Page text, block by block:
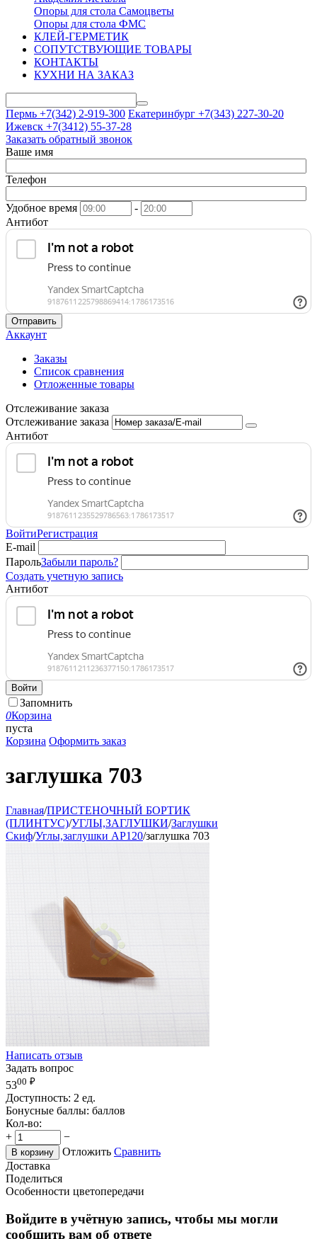
Опоры для стола Самоцветы
Опоры для стола ФМС
КЛЕЙ-ГЕРМЕТИК
СОПУТСТВУЮЩИЕ ТОВАРЫ
КОНТАКТЫ
КУХНИ НА ЗАКАЗ
Пермь +7(342) 2-919-300 Екатеринбург +7(343) 227-30-20
Ижевск +7(3412) 55-37-28
Заказать обратный звонок
Ваше имя
Телефон
Удобное время
-
Антибот
Отправить
Аккаунт
Заказы
Список сравнения
Отложенные товары
Отслеживание заказа
Отслеживание заказа
Антибот
ВойтиРегистрация
E-mail
ПарольЗабыли пароль?
Создать учетную запись
Антибот
Войти
Запомнить
0Корзина
пуста
Корзина Оформить заказ
заглушка 703
Главная/ПРИСТЕНОЧНЫЙ БОРТИК
(ПЛИНТУС)/УГЛЫ,ЗАГЛУШКИ/Заглушки
Скиф/Углы,заглушки АР120/заглушка 703
Написать отзыв
Задать вопрос
5300 ₽
Доступность: 2 ед.
Бонусные баллы: баллов
Кол-во:
+
−
В корзину Отложить Сравнить
Доставка
Поделиться
Особенности цветопередачи
Войдите в учётную запись, чтобы мы могли
сообщить вам об ответе